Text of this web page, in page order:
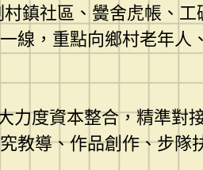
鎮社區、黌舍虎帳、工
線，重點向鄉村老年人
力度資本整合，精準對
教導、作品創作、步隊